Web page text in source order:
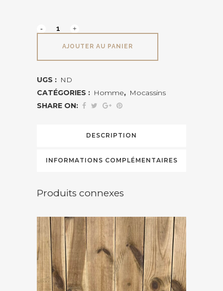
quantité
AJOUTER AU PANIER
UGS : ND
CATÉGORIES : Homme, Mocassins
SHARE ON:
DESCRIPTION
INFORMATIONS COMPLÉMENTAIRES
Produits connexes